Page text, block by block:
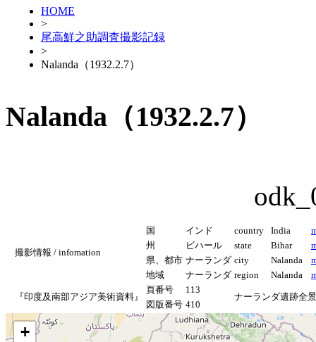
HOME
>
尾高鮮之助調査撮影記録
>
Nalanda（1932.2.7）
Nalanda（1932.2.7）
撮影情報 / infomation
国 インド country India
州
ビハール state Bihar
県、都市 ナーランダ city Nalanda
地域
ナーランダ region Nalanda
『印度及南部アジア美術資料』
頁番号 113
ナーランダ遺跡全
図版番号 410
+